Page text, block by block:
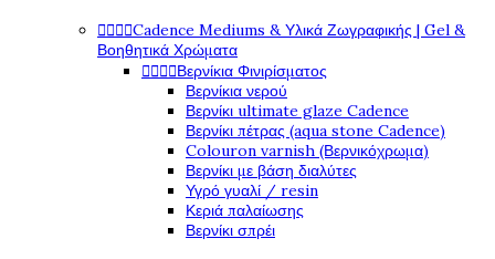
Cadence Mediums & Υλικά Ζωγραφικής | Gel &
Βοηθητικά Χρώματα
Βερνίκια Φινιρίσματος
Βερνίκια νερού
Βερνίκι ultimate glaze Cadence
Βερνίκι πέτρας (aqua stone Cadence)
Colouron varnish (Βερνικόχρωμα)
Βερνίκι με βάση διαλύτες
Υγρό γυαλί / resin
Κεριά παλαίωσης
Βερνίκι σπρέι